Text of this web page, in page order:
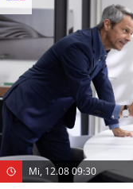
Mi, 12.08 09:30